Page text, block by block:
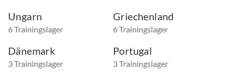
Ungarn
6 Trainingslager
Griechenland
6 Trainingslager
Dänemark
3 Trainingslager
Portugal
3 Trainingslager